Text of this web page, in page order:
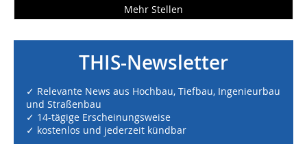
Mehr Stellen
THIS-Newsletter
✓ Relevante News aus Hochbau, Tiefbau, Ingenieurbau
und Straßenbau
✓ 14-tägige Erscheinungsweise
✓ kostenlos und jederzeit kündbar